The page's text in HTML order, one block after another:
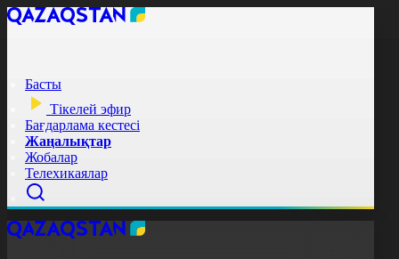
Басты
Тікелей эфир
Бағдарлама кестесі
Жаңалықтар
Жобалар
Телехикаялар